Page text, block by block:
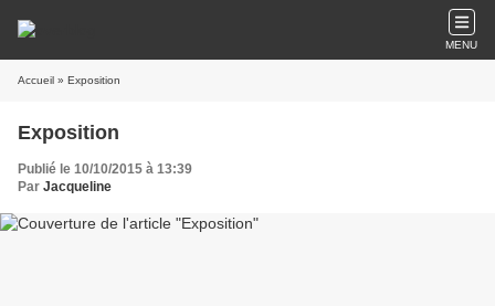
MENU
Accueil » Exposition
Exposition
Publié le 10/10/2015 à 13:39
Par Jacqueline